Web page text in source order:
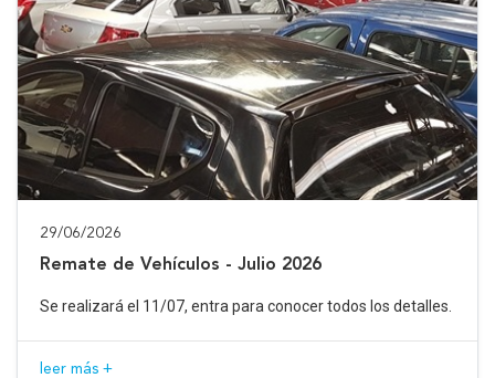
29/06/2026
Remate de Vehículos - Julio 2026
Se realizará el 11/07, entra para conocer todos los detalles.
leer más +